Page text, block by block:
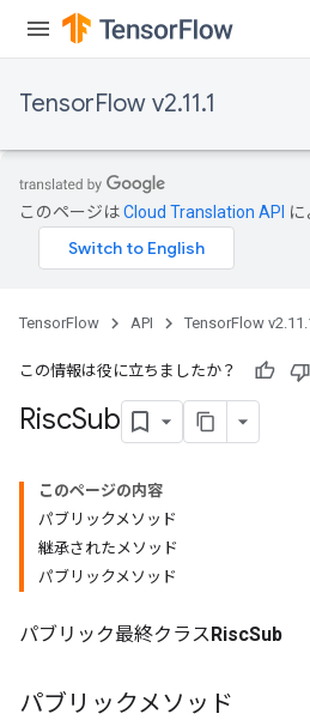
TensorFlow v2.11.1
このページはCloud Translation API に
TensorFlow API TensorFlow
この情報は役に立ちましたか？
RiscSub
このページの内容
パブリックメソッド
継承されたメソッド
パブリックメソッド
パブリック最終クラスRiscSub
パブリックメソッド